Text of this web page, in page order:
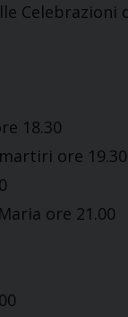
18.30
ore 19.30
ore 21.00